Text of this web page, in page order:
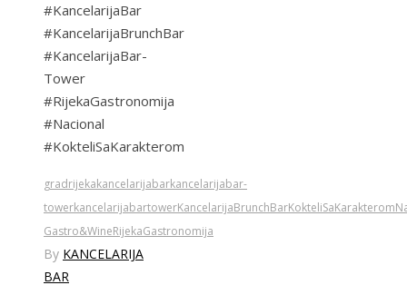
#KancelarijaBar
#KancelarijaBrunchBar
#KancelarijaBar-
Tower
#RijekaGastronomija
#Nacional
#KokteliSaKarakterom
gradrijekakancelarijabarkancelarijabar-
towerkancelarijabartowerKancelarijaBrunchBarKokteliSaKarakterom
Gastro&WineRijekaGastronomija
By KANCELARIJA
BAR